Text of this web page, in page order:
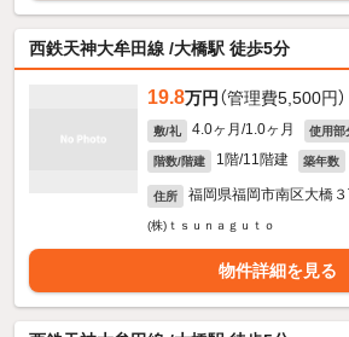
西鉄天神大牟田線 /大橋駅 徒歩5分
19.8万円 （管理費5,500円）
敷/礼 4.0ヶ月/1.0ヶ月 使用部
階数/階建 1階/11階建 築年数
住所 福岡県福岡市南区大橋３
(株)ｔｓｕｎａｇｕｔｏ
物件詳細を見る